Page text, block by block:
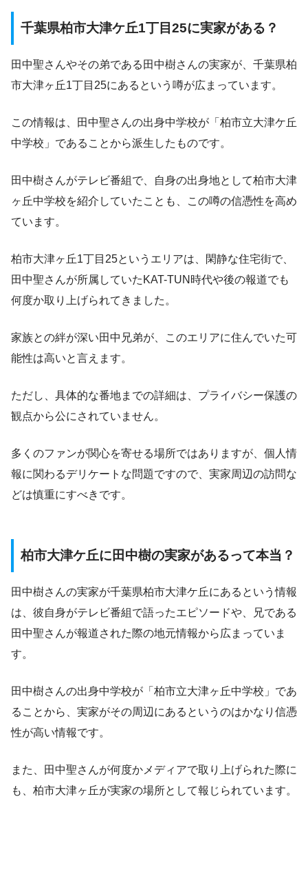
千葉県柏市大津ケ丘1丁目25に実家がある？
田中聖さんやその弟である田中樹さんの実家が、千葉県柏
市大津ヶ丘1丁目25にあるという噂が広まっています。
この情報は、田中聖さんの出身中学校が「柏市立大津ケ丘
中学校」であることから派生したものです。
田中樹さんがテレビ番組で、自身の出身地として柏市大津
ヶ丘中学校を紹介していたことも、この噂の信憑性を高め
ています。
柏市大津ヶ丘1丁目25というエリアは、閑静な住宅街で、
田中聖さんが所属していたKAT-TUN時代や後の報道でも
何度か取り上げられてきました。
家族との絆が深い田中兄弟が、このエリアに住んでいた可
能性は高いと言えます。
ただし、具体的な番地までの詳細は、プライバシー保護の
観点から公にされていません。
多くのファンが関心を寄せる場所ではありますが、個人情
報に関わるデリケートな問題ですので、実家周辺の訪問な
どは慎重にすべきです。
柏市大津ケ丘に田中樹の実家があるって本当？
田中樹さんの実家が千葉県柏市大津ケ丘にあるという情報
は、彼自身がテレビ番組で語ったエピソードや、兄である
田中聖さんが報道された際の地元情報から広まっていま
す。
田中樹さんの出身中学校が「柏市立大津ヶ丘中学校」であ
ることから、実家がその周辺にあるというのはかなり信憑
性が高い情報です。
また、田中聖さんが何度かメディアで取り上げられた際に
も、柏市大津ヶ丘が実家の場所として報じられています。